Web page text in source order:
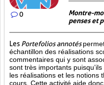
0
Montre-
penses et
Les Portefolios annotés
échantillon des réalisations
commentaires qui y sont
sont très importants
les réalisations et les notions
cours. Cette activité aide